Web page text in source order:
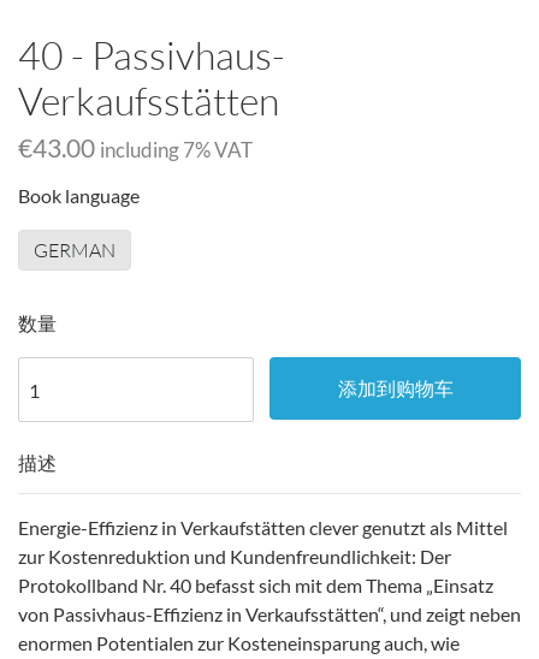
40 - Passivhaus-
Verkaufsstätten
€43.00 including 7% VAT
Book language
GERMAN
数量
添加到购物车
描述
Energie-Effizienz in Verkaufstätten clever genutzt als Mittel
zur Kostenreduktion und Kundenfreundlichkeit: Der
Protokollband Nr. 40 befasst sich mit dem Thema „Einsatz
von Passivhaus-Effizienz in Verkaufsstätten“, und zeigt neben
enormen Potentialen zur Kosteneinsparung auch, wie